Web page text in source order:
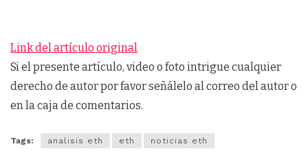
Link del artículo original
Si el presente artículo, video o foto intrigue cualquier
derecho de autor por favor señálelo al correo del autor o
en la caja de comentarios.
Tags: analisis eth eth noticias eth